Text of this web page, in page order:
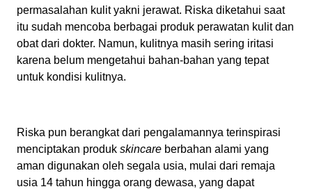
permasalahan kulit yakni jerawat. Riska diketahui saat
itu sudah mencoba berbagai produk perawatan kulit dan
obat dari dokter. Namun, kulitnya masih sering iritasi
karena belum mengetahui bahan-bahan yang tepat
untuk kondisi kulitnya.
Riska pun berangkat dari pengalamannya terinspirasi
menciptakan produk skincare berbahan alami yang
aman digunakan oleh segala usia, mulai dari remaja
usia 14 tahun hingga orang dewasa, yang dapat